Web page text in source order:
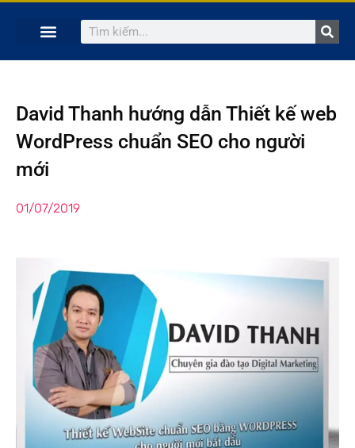
David Thanh hướng dẫn Thiết kế web
WordPress chuẩn SEO cho người
mới
01/07/2019